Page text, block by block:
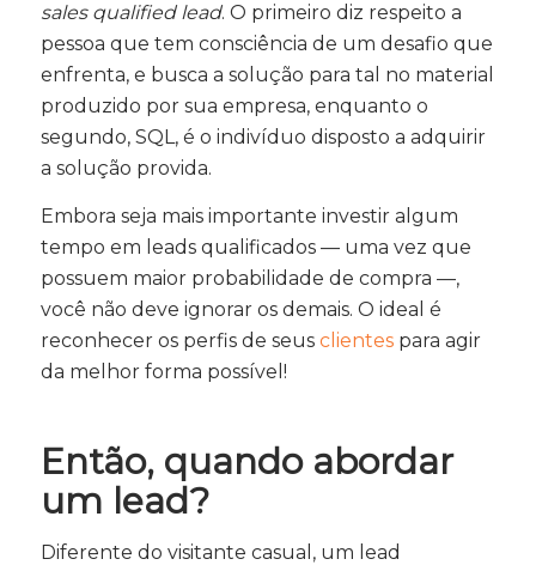
sales qualified lead. O primeiro diz respeito a
pessoa que tem consciência de um desafio que
enfrenta, e busca a solução para tal no material
produzido por sua empresa, enquanto o
segundo, SQL, é o indivíduo disposto a adquirir
a solução provida.
Embora seja mais importante investir algum
tempo em leads qualificados — uma vez que
possuem maior probabilidade de compra —,
você não deve ignorar os demais. O ideal é
reconhecer os perfis de seus clientespara agir
da melhor forma possível!
Então, quando abordar
um lead?
Diferente do visitante casual, um lead